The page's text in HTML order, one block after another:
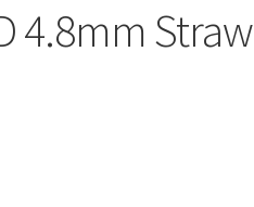
4.8mm Straw